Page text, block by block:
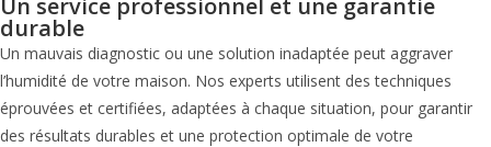
Un service professionnel et une garantie
durable
Un mauvais diagnostic ou une solution inadaptée peut aggraver
l’humidité de votre maison. Nos experts utilisent des techniques
éprouvées et certifiées, adaptées à chaque situation, pour garantir
des résultats durables et une protection optimale de votre